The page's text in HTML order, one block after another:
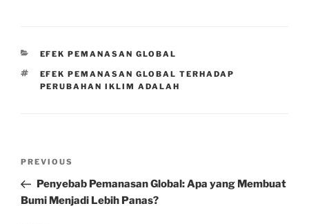
CATEGORIES
EFEK PEMANASAN GLOBAL
TAGS
EFEK PEMANASAN GLOBAL TERHADAP
PERUBAHAN IKLIM ADALAH
Previous
Post
PREVIOUS
Penyebab Pemanasan Global: Apa yang Membuat
Bumi Menjadi Lebih Panas?